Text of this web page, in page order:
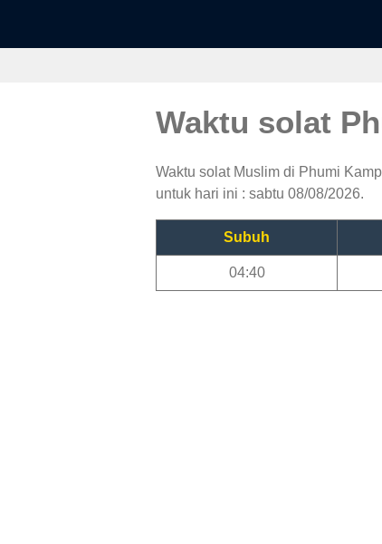
Waktu solat
Waktu solat Muslim di Phumi
untuk hari ini : sabtu 08/08/2026.
Subuh
04:40